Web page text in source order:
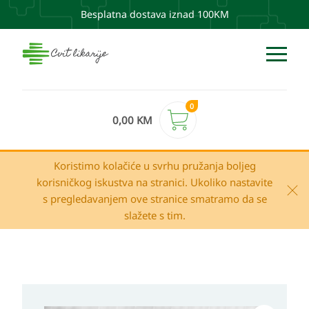
Besplatna dostava iznad 100KM
0,00 KM
0
Koristimo kolačiće u svrhu pružanja boljeg
korisničkog iskustva na stranici. Ukoliko nastavite
s pregledavanjem ove stranice smatramo da se
slažete s tim.